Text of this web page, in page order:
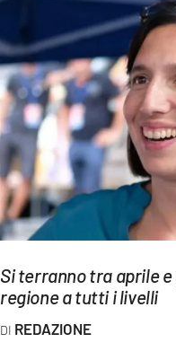
CULTURA
ECONOMIA E LAVORO
EVENTI
SPORT
Streaming
LAC NETWORK
LAC ONAIR
Si terranno tra aprile
regione a tutti i livelli
REDAZIONE